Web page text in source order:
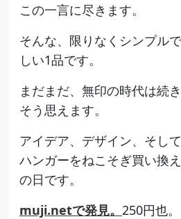
この一言に尽きます。
そんな、限りなくシンプル
しい1品です。
まだまだ、無印の時代は続
そう思えます。
アイデア、デザイン、そして
ハンガーをねこそぎ買い換
の日です。
muji.netで発見。 250円也。